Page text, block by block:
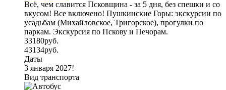
Всё, чем славится Псковщина - за 5 дня, без спешки и со
вкусом! Все включено! Пушкинские Горы: экскурсии по
усадьбам (Михайловское, Тригорское), прогулки по
паркам. Экскурсия по Пскову и Печорам.
33180руб.
43134руб.
Даты
3 января 2027!
Вид транспорта